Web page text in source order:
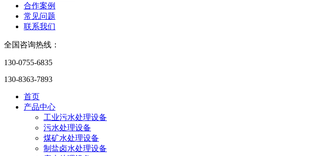
合作案例
常见问题
联系我们
全国咨询热线：
130-0755-6835
130-8363-7893
首页
产品中心
工业污水处理设备
污水处理设备
煤矿水处理设备
制盐卤水处理设备